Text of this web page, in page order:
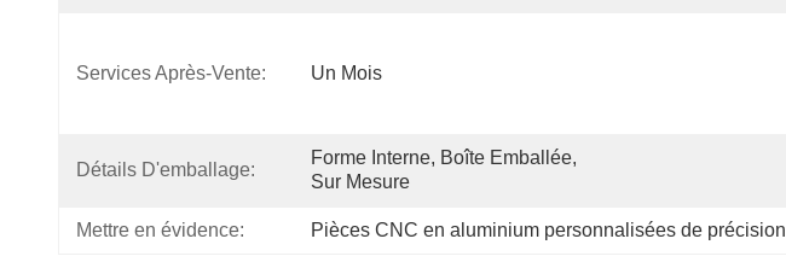
Services Après-Vente: Un Mois
Détails D'emballage:
Forme Interne, Boîte Emballée,
Sur Mesure
Mettre en évidence: Pièces CNC en aluminium personnalisées de précision